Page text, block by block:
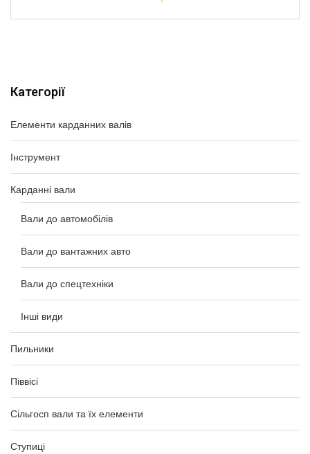
Категорії
Елементи карданних валів
Інструмент
Карданні вали
Вали до автомобілів
Вали до вантажних авто
Вали до спецтехніки
Інші види
Пильники
Піввісі
Сільгосп вали та їх елементи
Ступиці